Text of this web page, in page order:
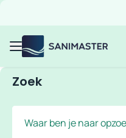
MenuSanimaster
Zoek